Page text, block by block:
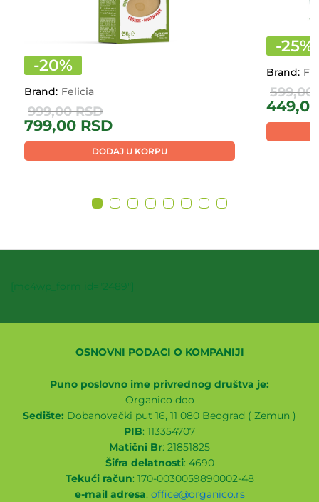
-20%
Brand: Felicia
799,00 RSD
999,00RSD
DODAJ U KORPU
-25%
Brand:
599,00
[mc4wp_form id="2489"]
OSNOVNI PODACI O KOMPANIJI
Puno poslovno ime privrednog društva je:
Organico doo
Sedište: Dobanovački put 16, 11 080 Beograd ( Zemun )
PIB: 113354707
Matični Br: 21851825
Šifra delatnosti: 4690
Tekući račun: 170-0030059890002-48
e-mail adresa: office@organico.rs